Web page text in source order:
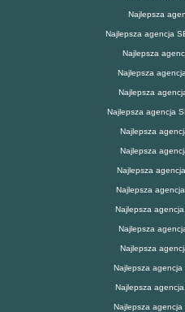
Najlepsza
Najlepsza agencja
Najlepsza
Najlepsza
Najlepsza
Najlepsza agencja
Najlepsza
Najlepsza
Najlepsza
Najlepsza
Najlepsza
Najlepsza
Najlepsza
Najlepsza agencja
Najlepsza
Najlepsza agencja